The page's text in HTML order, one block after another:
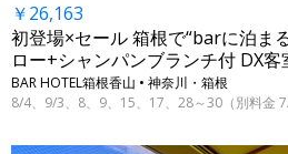
￥26,163
初登場×セール 箱根で“barに泊ま
ロー+シャンパンブランチ付 DX客
BAR HOTEL箱根香山 • 神奈川・箱根